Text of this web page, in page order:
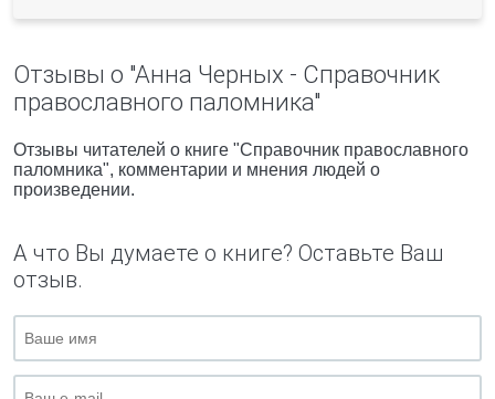
Отзывы о "Анна Черных - Справочник
православного паломника"
Отзывы читателей о книге "Справочник православного
паломника", комментарии и мнения людей о
произведении.
А что Вы думаете о книге? Оставьте Ваш
отзыв.